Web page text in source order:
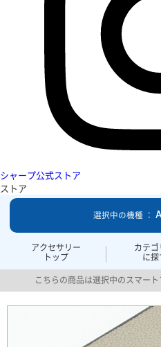
シャープ公式ストア
ストア
アクセサリー
トップ
カテゴ
に探
選択中の機種 ：
こちらの商品は選択中のスマー